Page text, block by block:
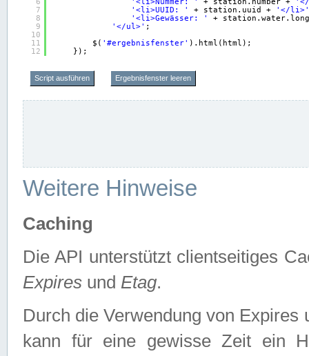
7
8
9
10
11
12
'<li>UUID: '
+ station.uuid +
'</li>'
'<li>Gewässer: '
+
'</ul>' ;
$( '#ergebnisfenster' ).html(html);
});
Script ausführen Ergebnisfenster leeren
Weitere Hinweise
Caching
Die API unterstützt clientseitiges
Expires und Etag.
Durch die Verwendung von
kann für eine gewisse Zeit ein